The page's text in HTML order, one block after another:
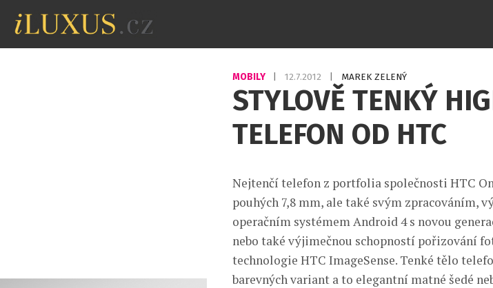
MOBILY 12.7.2012 MAREK ZELENÝ
STYLOVĚ TENKÝ
TELEFON OD HTC
Nejtenčí telefon z portfolia společnosti HTC
pouhých 7,8 mm, ale také svým zpracováním,
operačním systémem Android 4 s novou
nebo také výjimečnou schopností pořizování
technologie HTC ImageSense. Tenké tělo
barevných variant a to elegantní matné šedé